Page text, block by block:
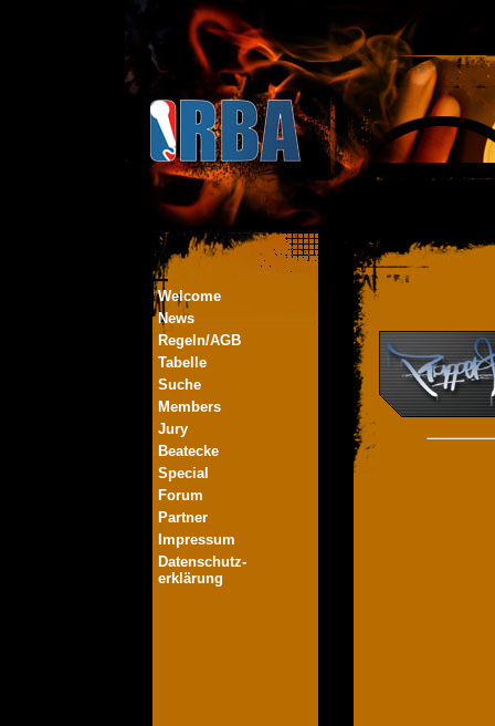
Welcome
News
Regeln/AGB
Tabelle
Suche
Members
Jury
Beatecke
Special
Forum
Partner
Impressum
Datenschutz-
erklärung